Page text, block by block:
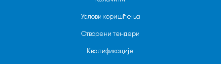
Услови коришћења
Отворени тендери
Квалификације